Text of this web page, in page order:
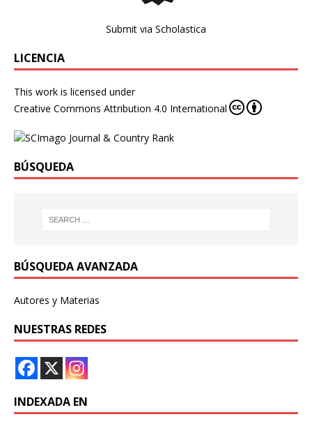
Submit via Scholastica
LICENCIA
This work is licensed under
Creative Commons Attribution 4.0 International
BÚSQUEDA
BÚSQUEDA AVANZADA
Autores y Materias
NUESTRAS REDES
INDEXADA EN